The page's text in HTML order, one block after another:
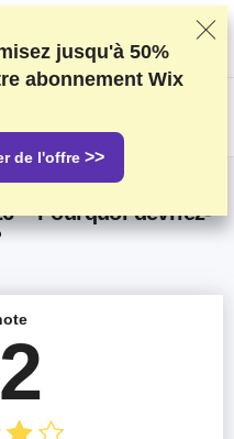
de tests et de recherches
compte de vos commentaires et
les fournisseurs. Cette page
sur la publicité .
– Pourquoi devriez-
jusqu'à 50%
abonnement Wix
de l'offre >>